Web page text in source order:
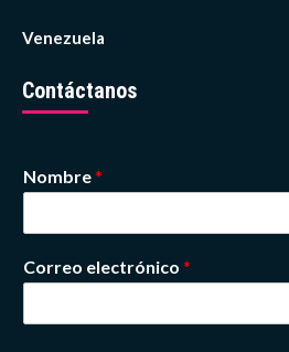
Venezuela
Contáctanos
Nombre*
Correo electrónico *